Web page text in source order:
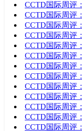
CCTD国际周评
CCTD国际周评
CCTD国际周评
CCTD国际周评
CCTD国际周评
CCTD国际周评
CCTD国际周评
CCTD国际周评
CCTD国际周评
CCTD国际周评
CCTD国际周评
CCTD国际周评
CCTD国际周评